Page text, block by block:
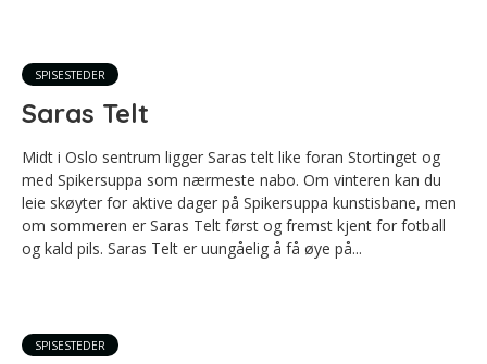
SPISESTEDER
Saras Telt
Midt i Oslo sentrum ligger Saras telt like foran Stortinget og
med Spikersuppa som nærmeste nabo. Om vinteren kan du
leie skøyter for aktive dager på Spikersuppa kunstisbane, men
om sommeren er Saras Telt først og fremst kjent for fotball
og kald pils. Saras Telt er uungåelig å få øye på...
SPISESTEDER